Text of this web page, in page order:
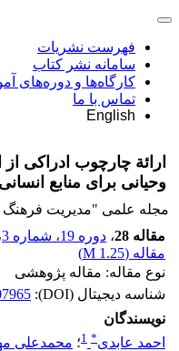
فهرست نشریات
سامانه نشر کتاب
کارگاه‌ها و دوره‌های
تماس با ما
English
ارائة چارچوب ادراکی
وحیانی برای منابع
مجله علمی "مدیریت فرهنگ
مقاله 28
، دوره 19، شماره 3
مقاله (1.25 M
)
نوع مقاله: مقاله پژوهشی
شناسه دیجیتال (DOI):
نویسندگان
احمد عابدی*
1؛ محمدعلی